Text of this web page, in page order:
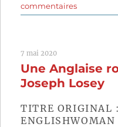
commentairessur
Le
Nolan
7 mai 2020
Une Anglaise
Joseph Losey
TITRE ORIGINAL
ENGLISHWOMAN